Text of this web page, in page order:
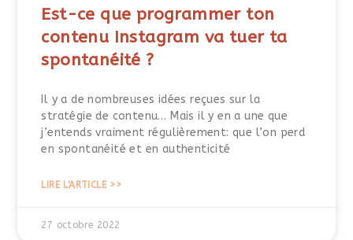
Est-ce que programmer ton
contenu Instagram va tuer ta
spontanéité ?
Il y a de nombreuses idées reçues sur la
stratégie de contenu… Mais il y en a une que
j’entends vraiment régulièrement: que l’on perd
en spontanéité et en authenticité
LIRE L'ARTICLE >>
27 octobre 2022